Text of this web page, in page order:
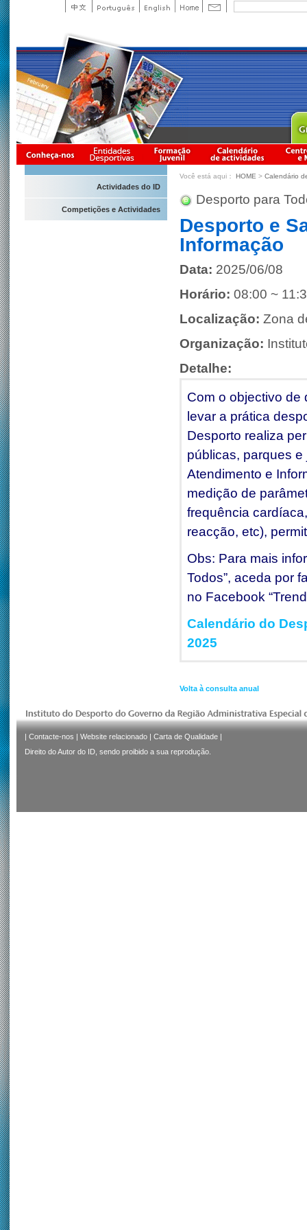
Actividades do ID
Competições e Actividades
Você está aqui： HOME > Calendário
Desporto para
Desporto e
Informação
Data: 2025/06/08
Horário: 08:00 ~
Localização: Zona
Organização:
Detalhe:
Com o objectivo de
levar a prática
Desporto realiza
públicas, parques e
Atendimento e
medição de
frequência
reacção, etc),
Obs: Para mais
Todos”, aceda por
no Facebook
Calendário do
2025
Volta à consulta anual
| Contacte-nos | Website relacionado | Carta de Qualidade |
Direito do Autor do ID, sendo proibido a sua reprodução.